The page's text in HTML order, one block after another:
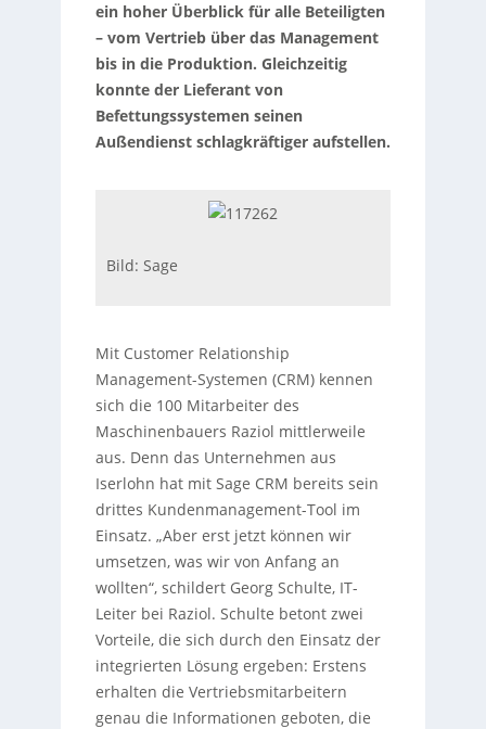
ein hoher Überblick für alle Beteiligten
– vom Vertrieb über das Management
bis in die Produktion. Gleichzeitig
konnte der Lieferant von
Befettungssystemen seinen
Außendienst schlagkräftiger aufstellen.
Bild: Sage
Mit Customer Relationship
Management-Systemen (CRM) kennen
sich die 100 Mitarbeiter des
Maschinenbauers Raziol mittlerweile
aus. Denn das Unternehmen aus
Iserlohn hat mit Sage CRM bereits sein
drittes Kundenmanagement-Tool im
Einsatz. „Aber erst jetzt können wir
umsetzen, was wir von Anfang an
wollten“, schildert Georg Schulte, IT-
Leiter bei Raziol. Schulte betont zwei
Vorteile, die sich durch den Einsatz der
integrierten Lösung ergeben: Erstens
erhalten die Vertriebsmitarbeitern
genau die Informationen geboten, die